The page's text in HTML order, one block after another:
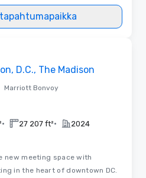
D.C., The Madison
Marriott Bonvoy
• 27 207 ft²• 2024
new meeting space with
in the heart of downtown DC.